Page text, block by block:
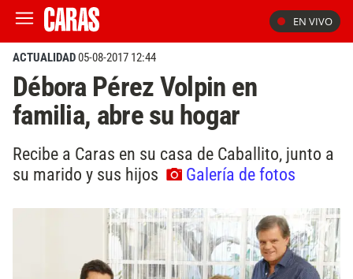
EN VIVO
ACTUALIDAD05-08-2017 12:44
Débora Pérez Volpin en
familia, abre su hogar
Recibe a Caras en su casa de Caballito, junto a
su marido y sus hijos
Galería de fotos